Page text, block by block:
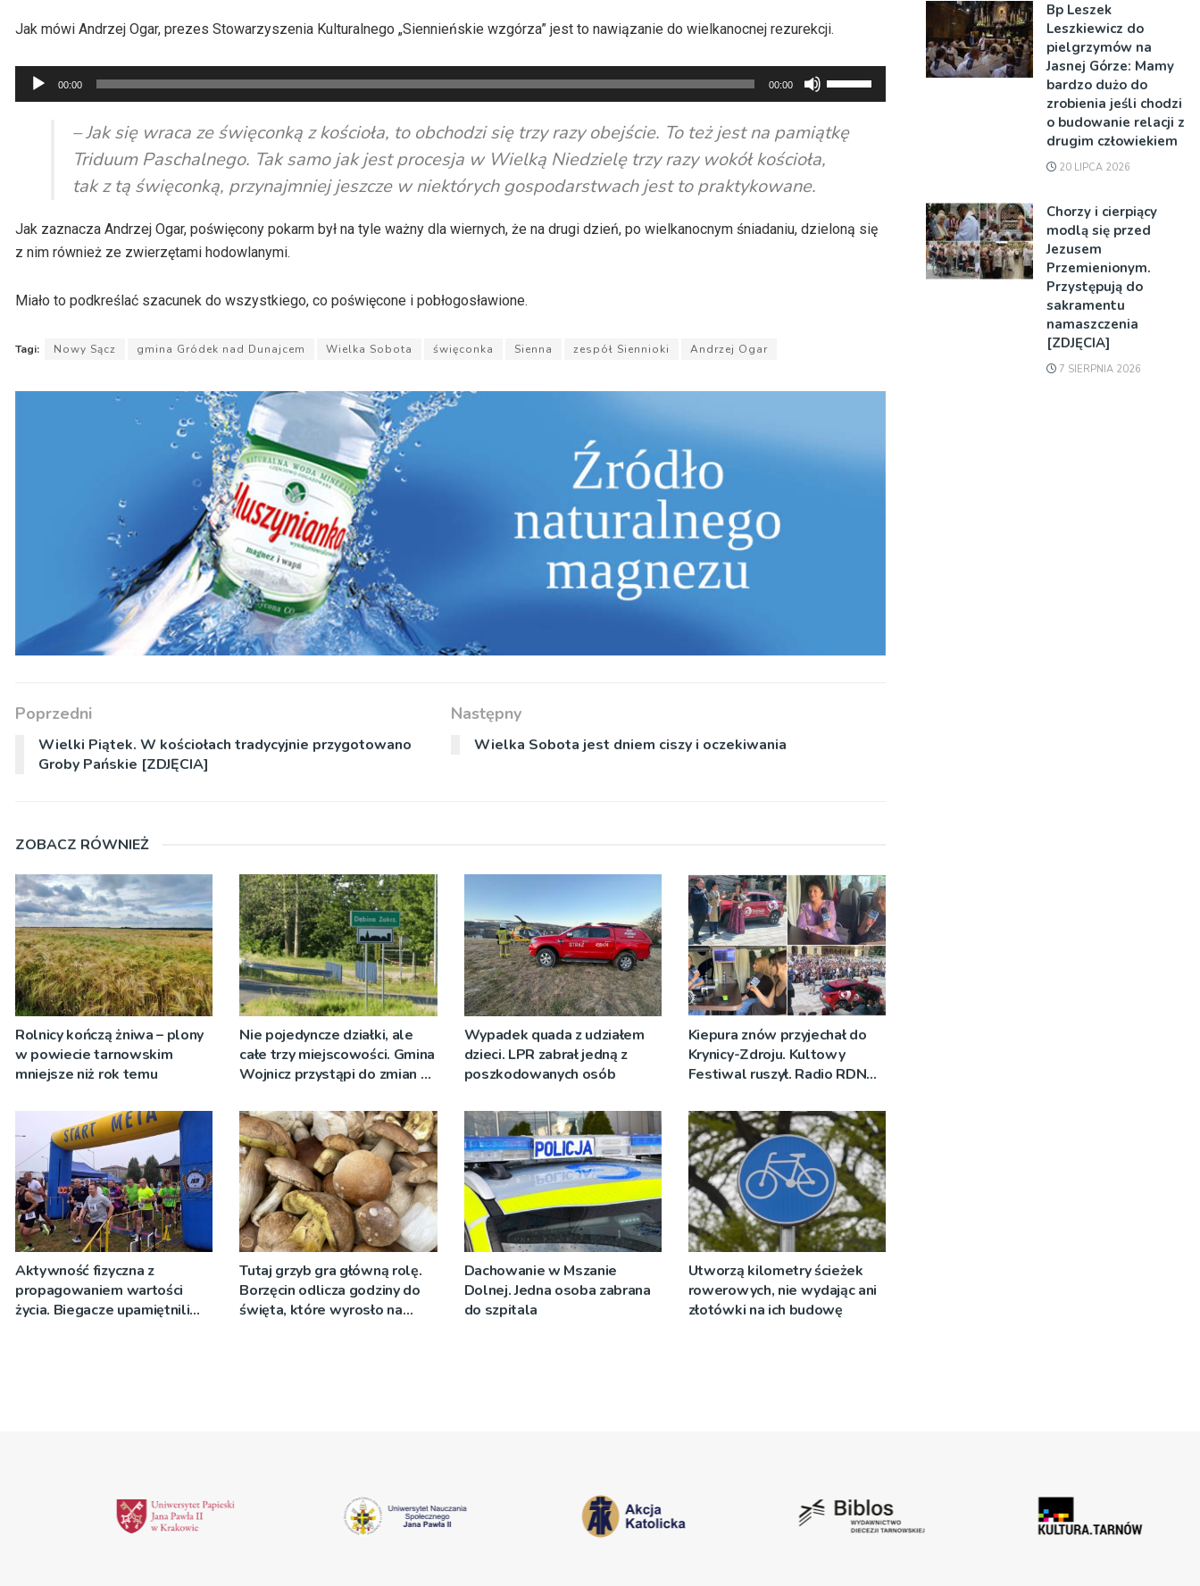
Jak mówi Andrzej Ogar, prezes Stowarzyszenia Kulturalnego „Siennieńskie wzgórza” jest to nawiązanie do wielkanocnej rezurekcji.
Odtwarzacz
plików
dźwiękowych
00:00 00:00
strzałek
do
góry
aby
– Jak się wraca ze święconką z kościoła, to obchodzi się trzy razy obejście. To też jest na pamiątkę
Triduum Paschalnego. Tak samo jak jest procesja w Wielką Niedzielę trzy razy wokół kościoła,
tak z tą święconką, przynajmniej jeszcze w niektórych gospodarstwach jest to praktykowane.
Jak zaznacza Andrzej Ogar, poświęcony pokarm był na tyle ważny dla wiernych, że na drugi dzień, po wielkanocnym śniadaniu, dzieloną się
z nim również ze zwierzętami hodowlanymi.
Miało to podkreślać szacunek do wszystkiego, co poświęcone i pobłogosławione.
Tagi: Nowy Sącz gmina Gródek nad Dunajcem Wielka Sobota święconka Sienna zespół Siennioki Andrzej Ogar
Poprzedni
Wielki Piątek. W kościołach tradycyjnie przygotowano
Groby Pańskie [ZDJĘCIA]
Następny
Wielka Sobota jest dniem ciszy i oczekiwania
ZOBACZ RÓWNIEŻ
Rolnicy kończą żniwa – plony
w powiecie tarnowskim
mniejsze niż rok temu
Nie pojedyncze działki, ale
całe trzy miejscowości. Gmina
Wojnicz przystąpi do zmian w
Wypadek quada z udziałem
dzieci. LPR zabrał jedną z
poszkodowanych osób
Kiepura znów przyjechał do
Krynicy-Zdroju. Kultowy
Festiwal ruszył. Radio RDN
[ZDJĘCIA]
Aktywność fizyczna z
propagowaniem wartości
życia. Biegacze upamiętnili
Tutaj grzyb gra główną rolę.
Borzęcin odlicza godziny do
święta, które wyrosło na
Dachowanie w Mszanie
Dolnej. Jedna osoba zabrana
do szpitala
Utworzą kilometry ścieżek
rowerowych, nie wydając ani
złotówki na ich budowę
Bp Leszek
Leszkiewicz do
pielgrzymów na
Jasnej Górze: Mamy
bardzo dużo do
zrobienia jeśli chodzi
o budowanie relacji z
drugim człowiekiem
20 LIPCA 2026
Chorzy i cierpiący
modlą się przed
Jezusem
Przemienionym.
Przystępują do
sakramentu
namaszczenia
[ZDJĘCIA]
7 SIERPNIA 2026